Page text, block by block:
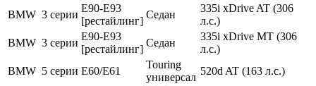
BMW 3 серии
E90-E93
[рестайлинг]
Седан
335i xDrive AT (306
л.с.)
BMW 3 серии
E90-E93
[рестайлинг]
Седан
335i xDrive MT (306
л.с.)
BMW 5 серии E60/E61
Touring
универсал
520d AT (163 л.с.)